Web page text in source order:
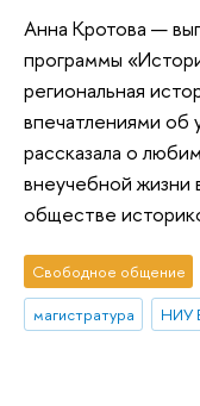
Анна Кротова —
программы
региональная
впечатлениями об
рассказала о
внеучебной жизни
обществе
Свободное общение
магистратура
НИУ